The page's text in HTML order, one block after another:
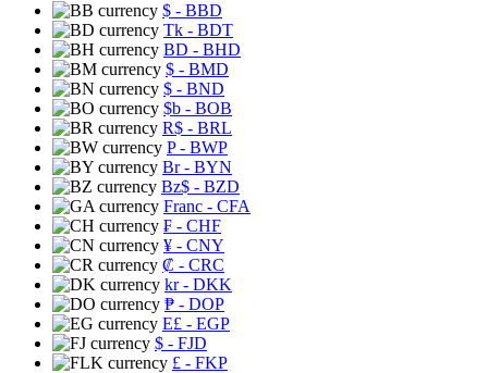
$ - BBD
Tk - BDT
BD - BHD
$ - BMD
$ - BND
$b - BOB
R$ - BRL
P- BWP
Br- BYN
Bz$ - BZD
Franc - CFA
₣ - CHF
¥ - CNY
₡ - CRC
kr- DKK
₱ - DOP
E£ - EGP
$ - FJD
£ - FKP